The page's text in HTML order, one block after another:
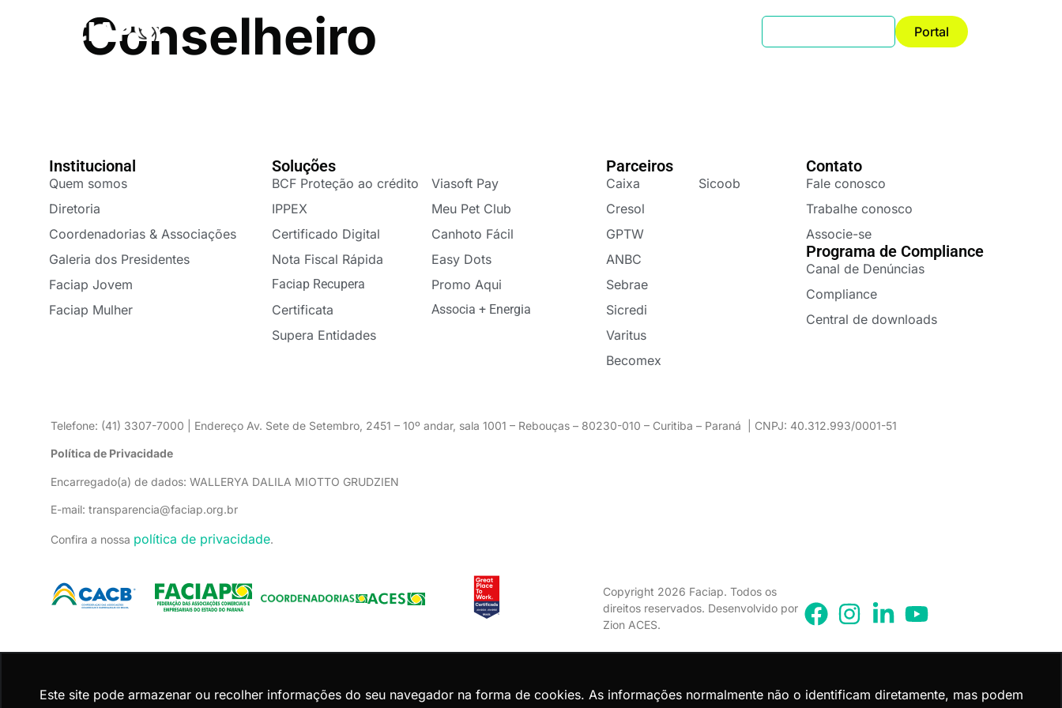
Este site pode armazenar ou recolher informações do seu navegador na forma de cookies. As informações normalmente não o identificam diretamente, mas podem
FACIAPE
Search
Portal
Conselheiro
Institucional
Quem somos
Diretoria
Coordenadorias & Associações
Galeria dos Presidentes
Faciap Jovem
Faciap Mulher
Soluções
BCF Proteção ao crédito
IPPEX
Certificado Digital
Nota Fiscal Rápida
Faciap Recupera
Certificata
Supera Entidades
Viasoft Pay
Meu Pet Club
Canhoto Fácil
Easy Dots
Promo Aqui
Associa + Energia
Parceiros
Caixa
Cresol
GPTW
ANBC
Sebrae
Sicredi
Varitus
Becomex
Sicoob
Contato
Fale conosco
Trabalhe conosco
Associe-se
Programa de Compliance
Canal de Denúncias
Compliance
Central de downloads
Telefone: (41) 3307-7000 | Endereço Av. Sete de Setembro, 2451 – 10º andar, sala 1001 – Rebouças – 80230-010 – Curitiba – Paraná | CNPJ: 40.312.993/0001-51
Política de Privacidade
Encarregado(a) de dados: WALLERYA DALILA MIOTTO GRUDZIEN
E-mail: transparencia@faciap.org.br
Confira a nossa política de privacidade.
Copyright 2026 Faciap. Todos os
direitos reservados. Desenvolvido por
Zion ACES.
Voltar ao topo